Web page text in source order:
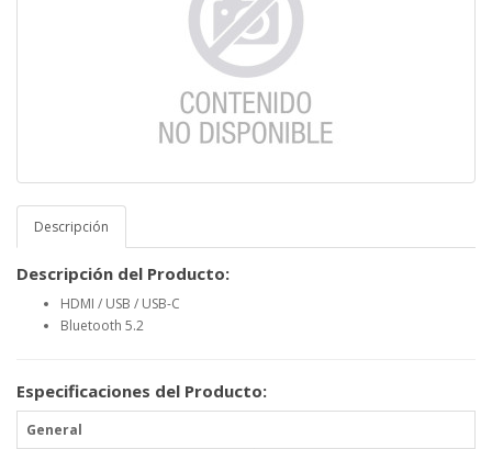
Descripción
Descripción del Producto:
HDMI / USB / USB-C
Bluetooth 5.2
Especificaciones del Producto:
General